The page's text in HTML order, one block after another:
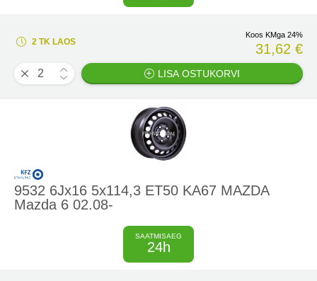
2 TK LAOS
Koos KMga 24%
31,62 €
LISA OSTUKORVI
9532 6Jx16 5x114,3 ET50 KA67 MAZDA
Mazda 6 02.08-
SAATMISAEG
24h